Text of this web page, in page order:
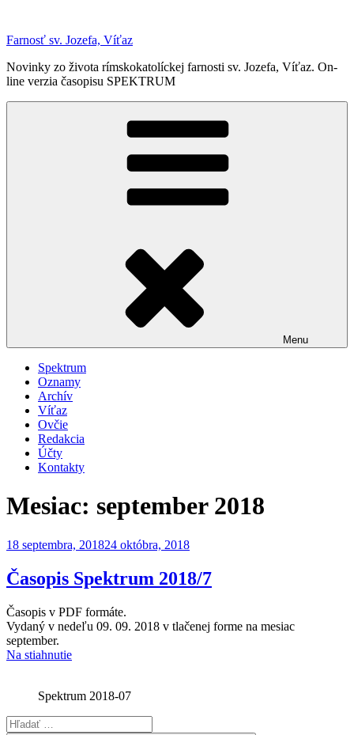
obsah
Farnosť sv. Jozefa, Víťaz
Novinky zo života rímskokatolíckej farnosti sv. Jozefa, Víťaz. On-
line verzia časopisu SPEKTRUM
Menu
Spektrum
Oznamy
Archív
Víťaz
Ovčie
Redakcia
Účty
Kontakty
Mesiac: september 2018
Publikované
18 septembra, 201824 októbra, 2018
Časopis Spektrum 2018/7
Časopis v PDF formáte.
Vydaný v nedeľu 09. 09. 2018 v tlačenej forme na mesiac
september.
Na stiahnutie
Spektrum 2018-07
Hľadať: